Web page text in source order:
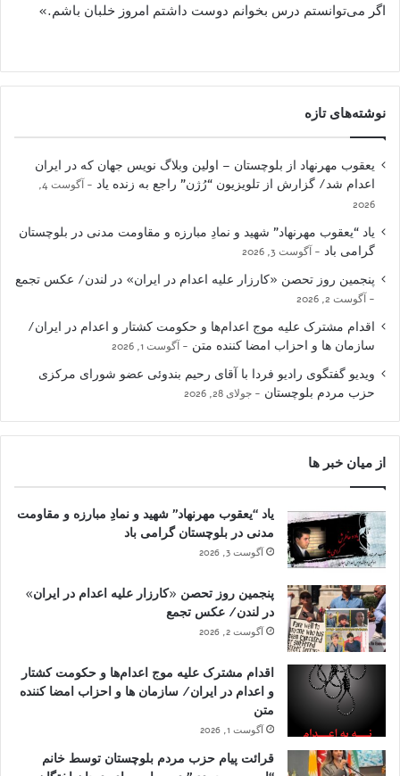
اگر می‌توانستم درس بخوانم دوست داشتم امروز خلبان باشم.»
نوشته‌های تازه
یعقوب مهرنهاد از بلوچستان – اولین وبلاگ نویس جهان که در ایران
اعدام شد/ گزارش از تلویزیون “رُژن” راجع به زنده یاد
آگوست 4,
2026
یاد “یعقوب مهرنهاد” شهید و نمادِ مبارزه و مقاومت مدنی در بلوچستان
گرامی باد
آگوست 3, 2026
پنجمین روز تحصن «کارزار علیه اعدام در ایران» در لندن/ عکس تجمع
آگوست 2, 2026
اقدام مشترک علیه موج اعدام‌ها و حکومت کشتار و اعدام در ایران/
سازمان ها و احزاب امضا کننده متن
آگوست 1, 2026
ویدیو گفتگوی رادیو فردا با آقای رحیم بندوئی عضو شورای مرکزی
حزب مردم بلوچستان
جولای 28, 2026
از میان خبر ها
یاد “یعقوب مهرنهاد” شهید و نمادِ مبارزه و مقاومت
مدنی در بلوچستان گرامی باد
آگوست 3, 2026
پنجمین روز تحصن «کارزار علیه اعدام در ایران»
در لندن/ عکس تجمع
آگوست 2, 2026
اقدام مشترک علیه موج اعدام‌ها و حکومت کشتار
و اعدام در ایران/ سازمان ها و احزاب امضا کننده
متن
آگوست 1, 2026
قرائت پیام حزب مردم بلوچستان توسط خانم